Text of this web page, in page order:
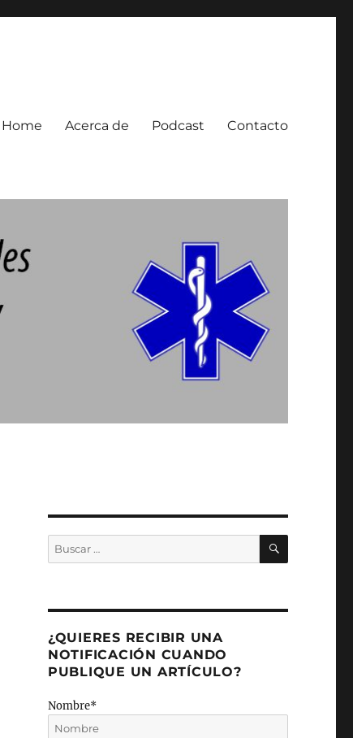
Home Acerca de Podcast Contacto
Buscar
por:
BUSCAR
¿QUIERES RECIBIR UNA
NOTIFICACIÓN CUANDO
PUBLIQUE UN ARTÍCULO?
Nombre*